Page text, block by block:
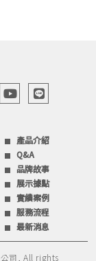
產品介紹
Q&A
品牌故事
展示據點
實績案例
服務流程
最新消息
司, All rights